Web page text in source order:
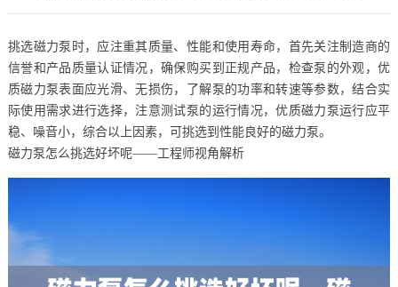
挑选磁力泵时，应注重其质量、性能和使用寿命，首先关注制造商的
信誉和产品质量认证情况，确保购买到正规产品，检查泵的外观，优
质磁力泵表面应光滑、无损伤，了解泵的功率和转速等参数，结合实
际使用需求进行选择，注意测试泵的运行情况，优质磁力泵运行应平
稳、噪音小，综合以上因素，可挑选到性能良好的磁力泵。
磁力泵怎么挑选好坏呢——工程师视角解析